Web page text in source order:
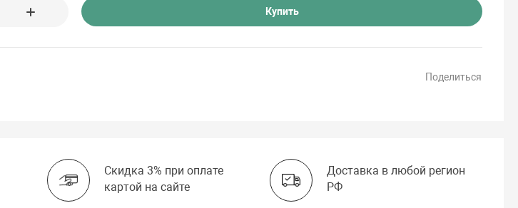
Купить
Поделиться
Скидка 3% при оплате
картой на сайте
Доставка в любой регион
РФ